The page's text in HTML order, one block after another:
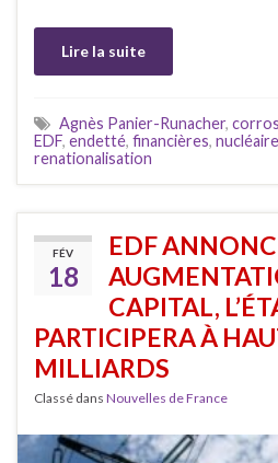
Lire la suite
Agnès Panier-Runacher,
EDF, endetté, financières, nucléaire
renationalisation
FÉV
18
EDF
CAPITAL,
PARTICIPERA À
MILLIARDS
Classé dans Nouvelles de France